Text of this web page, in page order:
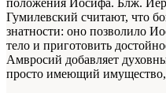
положения Иосифа. Блж.
Гумилевский считают, что
знатности: оно позволило
тело и приготовить
Амвросий добавляет
просто имеющий